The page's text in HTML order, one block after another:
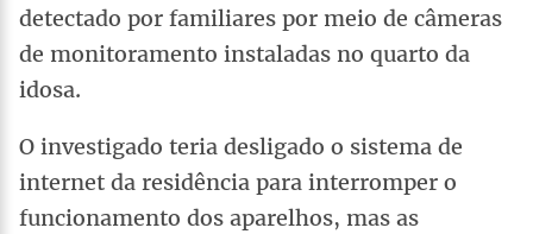
detectado por familiares por meio de câmeras
de monitoramento instaladas no quarto da
idosa.
O investigado teria desligado o sistema de
internet da residência para interromper o
funcionamento dos aparelhos, mas as